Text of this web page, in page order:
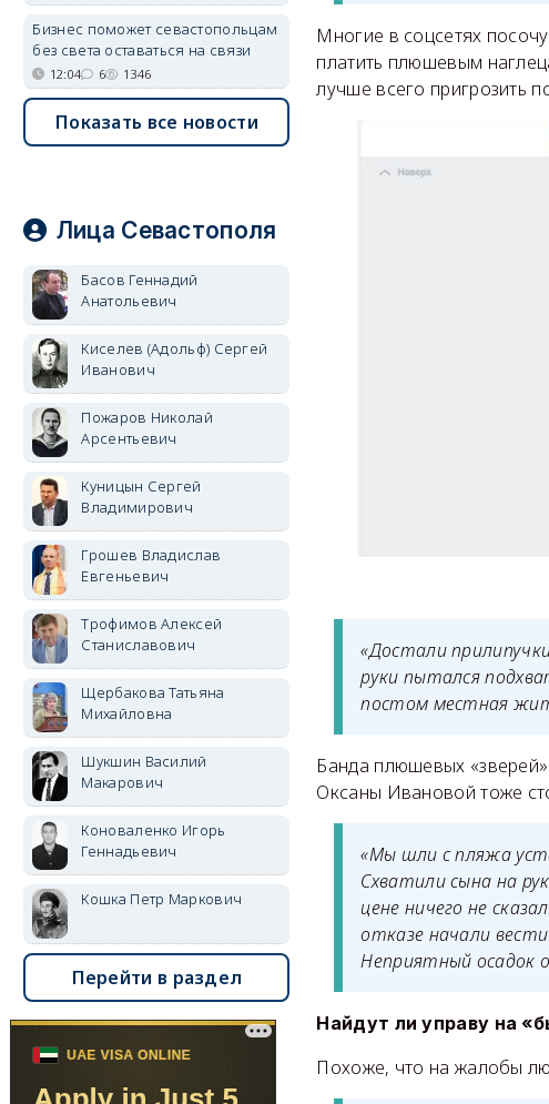
Многие в соцсетях
платить плюшевым
лучше всего пригрозить
«Достали
руки пытался
постом местная
Банда плюшевых
Оксаны Ивановой тоже
«Мы шли с пляжа
Схватили сына на
цене ничего не
отказе начали
Неприятный осадок
Найдут ли управу на
Похоже, что на жалобы
Бизнес поможет севастопольцам
без света оставаться на связи
12:04 6 1346
Показать все новости
Лица Севастополя
Басов Геннадий
Анатольевич
Киселев (Адольф) Сергей
Иванович
Пожаров Николай
Арсентьевич
Куницын Сергей
Владимирович
Грошев Владислав
Евгеньевич
Трофимов Алексей
Станиславович
Щербакова Татьяна
Михайловна
Шукшин Василий
Макарович
Коноваленко Игорь
Геннадьевич
Кошка Петр Маркович
Перейти в раздел